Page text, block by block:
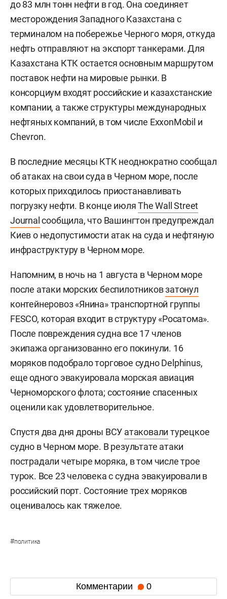
до 83 млн тонн нефти в год. Она соединяет
месторождения Западного Казахстана с
терминалом на побережье Черного моря, откуда
нефть отправляют на экспорт танкерами. Для
Казахстана КТК остается основным маршрутом
поставок нефти на мировые рынки. В
консорциум входят российские и казахстанские
компании, а также структуры международных
нефтяных компаний, в том числе ExxonMobil и
Chevron.
В последние месяцы КТК неоднократно сообщал
об атаках на свои суда в Черном море, после
которых приходилось приостанавливать
погрузку нефти. В конце июляThe Wall Street
Journalсообщила, что Вашингтон предупреждал
Киев о недопустимости атак на суда и нефтяную
инфраструктуру в Черном море.
Напомним, в ночь на 1 августа в Черном море
после атаки морских беспилотниковзатонул
контейнеровоз «Янина» транспортной группы
FESCO, которая входит в структуру «Росатома».
После повреждения судна все 17 членов
экипажа организованно его покинули. 16
моряков подобрало торговое судно Delphinus,
еще одного эвакуировала морская авиация
Черноморского флота; состояние спасенных
оценили как удовлетворительное.
Спустя два дня дроны ВСУ атаковали турецкое
судно в Черном море. В результате атаки
пострадали четыре моряка, в том числе трое
турок. Все 23 человека с судна эвакуировали в
российский порт. Состояние трех моряков
оценивалось как тяжелое.
#политика
Комментарии 0